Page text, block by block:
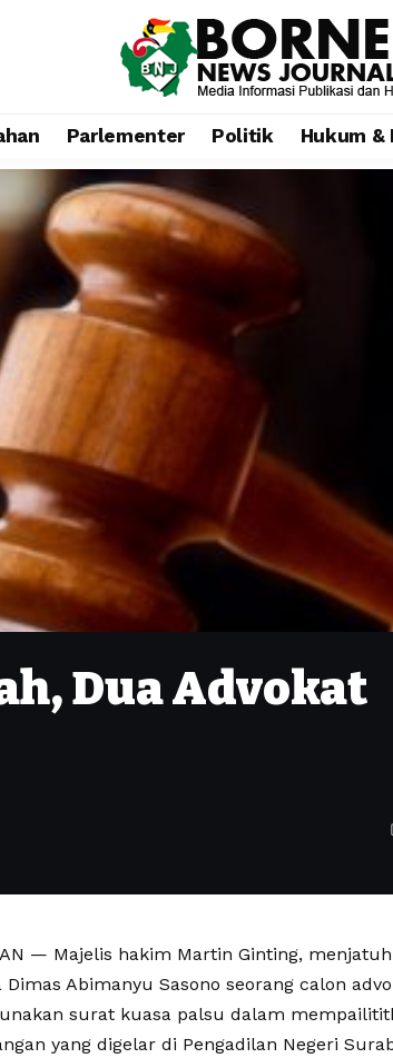
Parlementer Politik Hukum &
Dua Advokat
— Majelis hakim Martin Ginting,
Dimas Abimanyu Sasono seorang calon
surat kuasa palsu dalam
yang digelar di Pengadilan Negeri